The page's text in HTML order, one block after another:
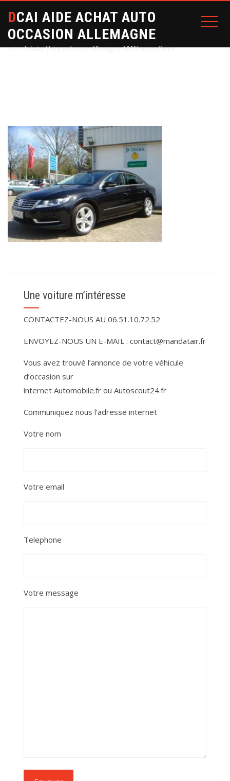
DCAI AIDE ACHAT AUTO
OCCASION ALLEMAGNE
⭐⭐⭐ Acheter Votre voiture en Allemagne 100% en confiance
Une voiture m’intéresse
CONTACTEZ-NOUS AU 06.51.10.72.52
ENVOYEZ-NOUS UN E-MAIL : contact@mandatair.fr
Vous avez trouvé l’annonce de votre véhicule
d’occasion sur
internet Automobile.fr ou Autoscout24.fr
Communiquez nous l’adresse internet
Votre nom
Votre email
Telephone
Votre message